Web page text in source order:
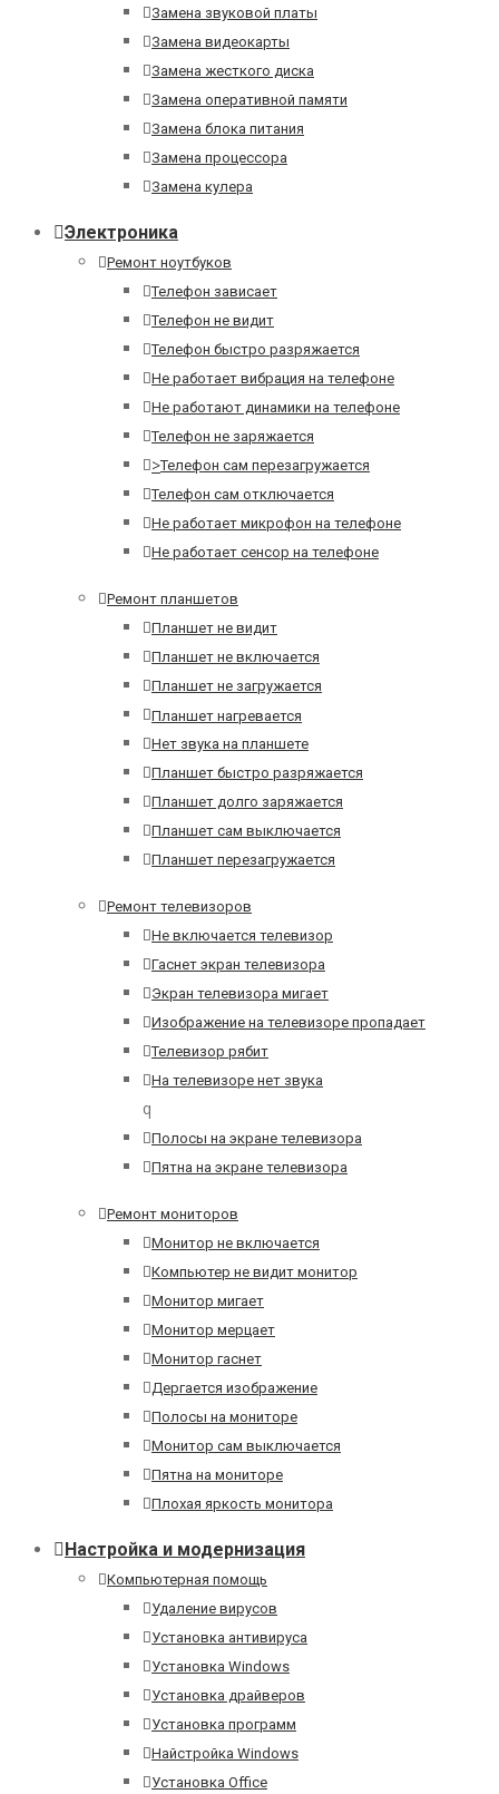
Замена звуковой платы
Замена видеокарты
Замена жесткого диска
Замена оперативной памяти
Замена блока питания
Замена процессора
Замена кулера
Электроника
Ремонт ноутбуков
Телефон зависает
Телефон не видит
Телефон быстро разряжается
Не работает вибрация на телефоне
Не работают динамики на телефоне
Телефон не заряжается
>Телефон сам перезагружается
Телефон сам отключается
Не работает микрофон на телефоне
Не работает сенсор на телефоне
Ремонт планшетов
Планшет не видит
Планшет не включается
Планшет не загружается
Планшет нагревается
Нет звука на планшете
Планшет быстро разряжается
Планшет долго заряжается
Планшет сам выключается
Планшет перезагружается
Ремонт телевизоров
Не включается телевизор
Гаснет экран телевизора
Экран телевизора мигает
Изображение на телевизоре пропадает
Телевизор рябит
На телевизоре нет звука
q
Полосы на экране телевизора
Пятна на экране телевизора
Ремонт мониторов
Монитор не включается
Компьютер не видит монитор
Монитор мигает
Монитор мерцает
Монитор гаснет
Дергается изображение
Полосы на мониторе
Монитор сам выключается
Пятна на мониторе
Плохая яркость монитора
Настройка и модернизация
Компьютерная помощь
Удаление вирусов
Установка антивируса
Установка Windows
Установка драйверов
Установка программ
Найстройка Windows
Установка Office